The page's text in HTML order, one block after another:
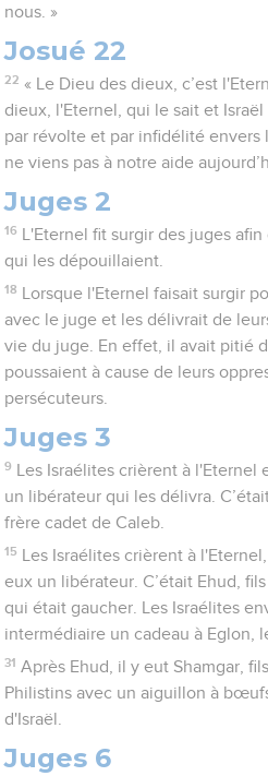
nous. »
Josué 22
22 « Le Dieu des dieux, c’est
dieux, l'Eternel, qui le sait et
par révolte et par infidélité envers
ne viens pas à notre aide
Juges 2
16
L'Eternel fit surgir des juges
qui les dépouillaient.
18
Lorsque l'Eternel faisait surgir
avec le juge et les délivrait de
vie du juge. En effet, il avait pitié
poussaient à cause de leurs
persécuteurs.
Juges 3
9
Les Israélites crièrent à
un libérateur qui les délivra.
frère cadet de Caleb.
15
Les Israélites crièrent à
eux un libérateur. C’était Ehud,
qui était gaucher. Les Israélites
intermédiaire un cadeau à Eglon,
31 Après Ehud, il y eut Shamgar,
Philistins avec un aiguillon à
d'Israël.
Juges 6